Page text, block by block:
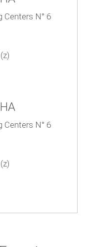
Centers N° 6
Centers N° 6